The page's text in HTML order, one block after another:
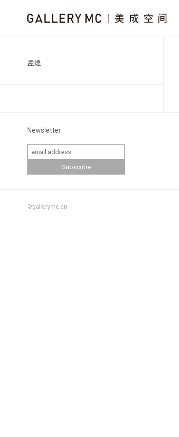
孟煌
Newsletter
©gallerymc.cn